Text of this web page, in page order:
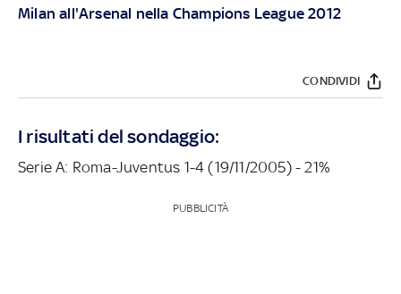
Milan all'Arsenal nella Champions League 2012
CONDIVIDI
I risultati del sondaggio:
Serie A: Roma-Juventus 1-4 (19/11/2005) - 21%
PUBBLICITÀ